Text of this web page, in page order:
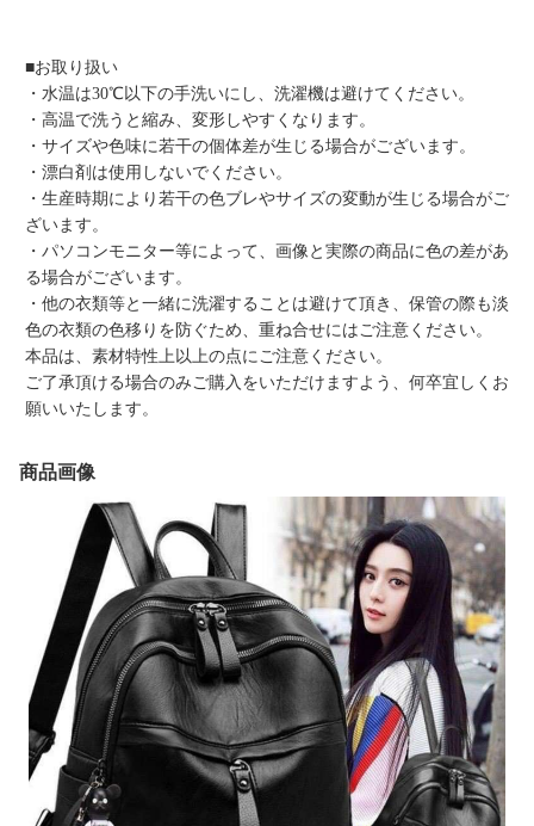
■お取り扱い
・水温は30℃以下の手洗いにし、洗濯機は避けてください。
・高温で洗うと縮み、変形しやすくなります。
・サイズや色味に若干の個体差が生じる場合がございます。
・漂白剤は使用しないでください。
・生産時期により若干の色ブレやサイズの変動が生じる場合がご
ざいます。
・パソコンモニター等によって、画像と実際の商品に色の差があ
る場合がございます。
・他の衣類等と一緒に洗濯することは避けて頂き、保管の際も淡
色の衣類の色移りを防ぐため、重ね合せにはご注意ください。
本品は、素材特性上以上の点にご注意ください。
ご了承頂ける場合のみご購入をいただけますよう、何卒宜しくお
願いいたします。
商品画像